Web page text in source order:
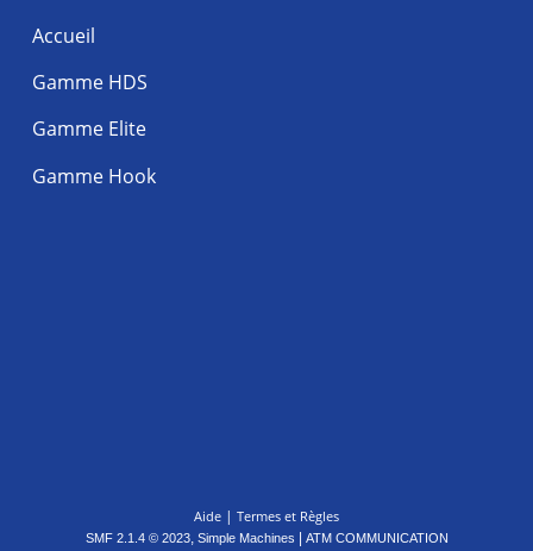
Accueil
Gamme HDS
Gamme Elite
Gamme Hook
Aide | Termes et Règles
SMF 2.1.4 © 2023, Simple Machines ATM COMMUNICATION